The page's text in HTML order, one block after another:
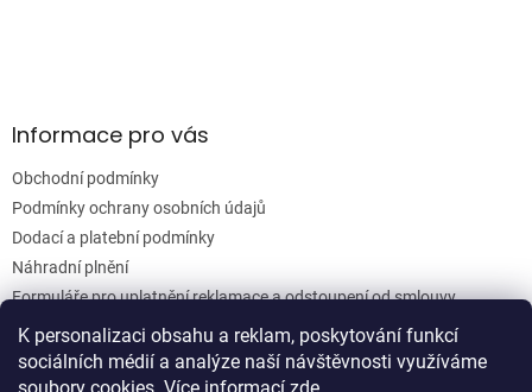
K personalizaci obsahu a reklam, poskytování funkcí
sociálních médií a analýze naší návštěvnosti využíváme
Informace pro vás
Obchodní podmínky
Podmínky ochrany osobních údajů
Dodací a platební podmínky
Náhradní plnění
Formuláře pro uplatnění reklamace a odstoupení od smlouvy
Moje objednávka